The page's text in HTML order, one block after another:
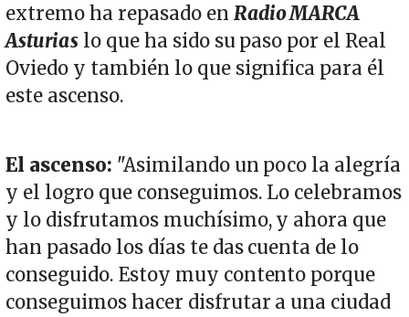
extremo ha repasado en Radio MARCA
Asturias lo que ha sido su paso por el Real
Oviedo y también lo que significa para él
este ascenso.
El ascenso: "Asimilando un poco la alegría
y el logro que conseguimos. Lo celebramos
y lo disfrutamos muchísimo, y ahora que
han pasado los días te das cuenta de lo
conseguido. Estoy muy contento porque
conseguimos hacer disfrutar a una ciudad